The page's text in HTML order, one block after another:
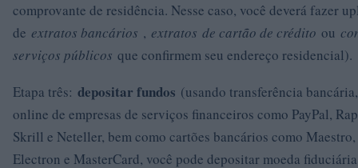
comprovante de residência. Nesse caso, você deverá fazer
de extratos bancários , extratos de cartão de crédito ou
serviços públicos que confirmem seu endereço residencial).
Etapa três: depositar fundos (usando transferência
online de empresas de serviços financeiros como PayPal,
Skrill e Neteller, bem como cartões bancários como
Electron e MasterCard, você pode depositar moeda